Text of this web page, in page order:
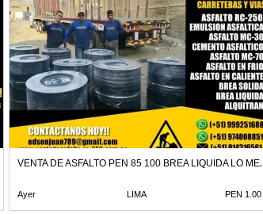
LIQUIDO
VENTA DE ASFALTO PEN 85 100 BREA LIQUIDA LO
Ayer LIMA PEN 1.00